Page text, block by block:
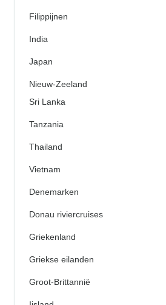
Filippijnen
India
Japan
Nieuw-Zeeland
Sri Lanka
Tanzania
Thailand
Vietnam
Denemarken
Donau riviercruises
Griekenland
Griekse eilanden
Groot-Brittannië